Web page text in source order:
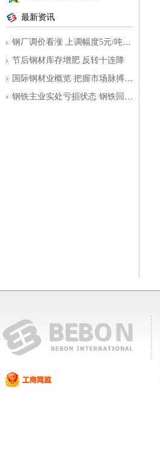
最新资讯
钢厂调价看涨 上调幅度5元/吨到350元/
节后钢材库存增肥 反转十连降
国际钢材业概览 把握市场脉搏为外贸指
钢铁主业实处亏损状态 钢铁回暖之路仍